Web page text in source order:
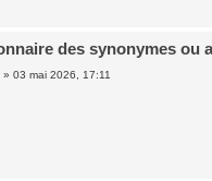
des synonymes ou
»03 mai 2026, 17:11